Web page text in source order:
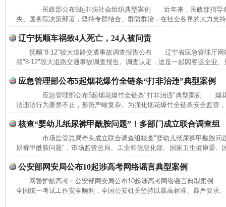
民政部公布9起非法社会组织典型案例 近年来，民政部指导
央、国务院决策部署，坚持专群结合、群防群治，在社会各界的大力支
辽宁抚顺车祸致4人死亡，24人被问责
抚顺"8·12"较大道路交通事故调查报告公布 辽宁省应急管理厅网
顺"8·12"较大道路交通事故调查报告。调查认定，这是一起因客运企业
应急管理部公布5起烟花爆竹全链条“打非治违”典型案例
应急管理部公布5起烟花爆竹全链条"打非治违"典型案例 烟花
法违法行为屡禁不止，形势严峻复杂。为强化烟花爆竹全链条安全监管
核查“婴幼儿纸尿裤甲酰胺问题”！多部门成立联合调查组
市场监管总局牵头成立联合调查组核查"婴幼儿纸尿裤甲酰胺
尿裤甲酰胺问题"，市场监管总局、工业和信息化部、国家卫生健康委、
公安部网安局公布10起涉高考网络谣言典型案例
网警护航高考：公安部网安局公布10起涉高考网络谣言典型案例
全国统一考试工作安全顺利，全国公安机关坚持以最高标准、最严要求